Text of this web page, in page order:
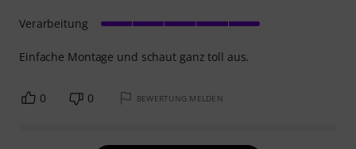
Einfache Montage und schaut ganz toll aus.
Verarbeitung
0 0 BEWERTUNG MELDEN